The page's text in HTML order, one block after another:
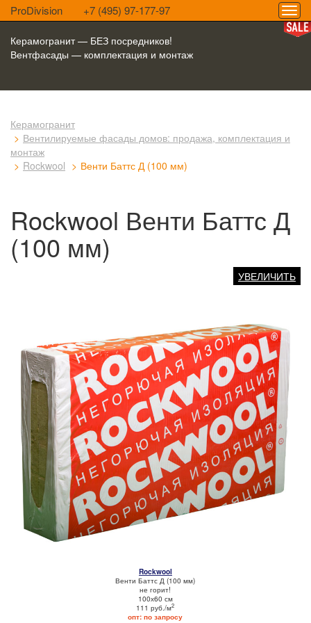
ProDivision +7 (495) 97-177-97
Керамогранит — БЕЗ посредников!
Вентфасады — комплектация и монтаж
Керамогранит
Вентилируемые фасады домов: продажа, комплектация и
монтаж
Rockwool
Венти Баттс Д (100 мм)
Rockwool Венти Баттс Д
(100 мм)
УВЕЛИЧИТЬ
Rockwool
Венти Баттс Д (100 мм)
не горит!
100х60 см
111 руб./м2
опт: по запросу